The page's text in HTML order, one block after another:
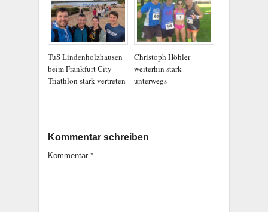
TuS Lindenholzhausen
beim Frankfurt City
Triathlon stark vertreten
Christoph Höhler
weiterhin stark
unterwegs
Kommentar schreiben
Kommentar *